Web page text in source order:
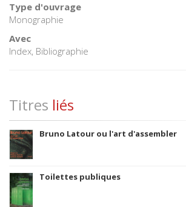
Type d'ouvrage
Monographie
Avec
Index, Bibliographie
Titres liés
Bruno Latour ou l'art d'assembler
Toilettes publiques